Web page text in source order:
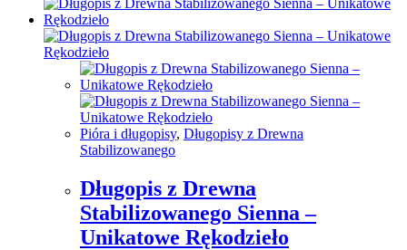
Pióra i długopisy, Długopisy z Drewna
Stabilizowanego
Długopis z Drewna
Stabilizowanego Sienna –
Unikatowe Rękodzieło